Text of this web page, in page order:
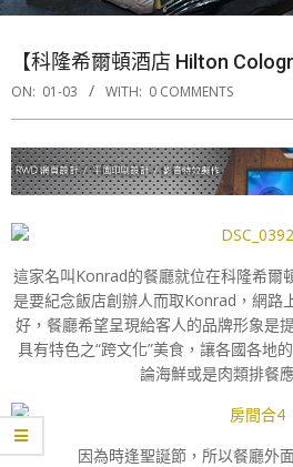
【科隆希爾頓酒店 Hilton
ON: 01-03 WITH: 0 COMMENTS
這家名叫Konrad的餐廳就位在科隆希爾
是要紀念飯店創辦人而取Konrad，網路
好，餐廳希望呈現給客人的品牌形象是
具有特色之“跨文化”美食，讓各國各地
論海鮮或是肉類排餐
因為時逢聖誕節，所以餐廳外